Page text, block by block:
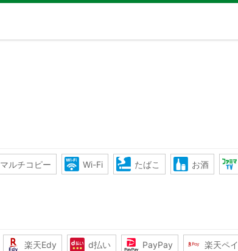
マルチコピー Wi-Fi たばこ お酒
楽天Edy d払い PayPay 楽天ペイ